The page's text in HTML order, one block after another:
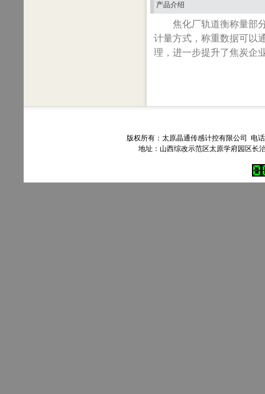
产品介绍
焦化厂轨道衡称量部
计量方式，称重数据可以
理，进一步提升了焦炭企
版权所有：太原晶通传感计控有限公司 电
地址：山西综改示范区太原学府园区长